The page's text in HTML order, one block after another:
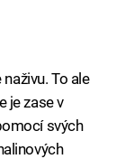
To ale
je zase v
svých